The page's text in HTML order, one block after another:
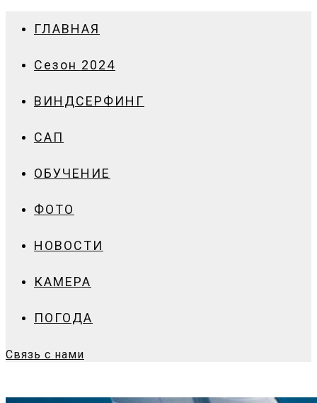
ГЛАВНАЯ
Сезон 2024
ВИНДСЕРФИНГ
САП
ОБУЧЕНИЕ
ФОТО
НОВОСТИ
КАМЕРА
ПОГОДА
Связь с нами